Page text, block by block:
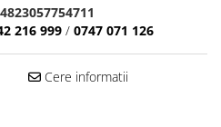
4823057754711
216 999 / 0747 071 126
Cere informatii